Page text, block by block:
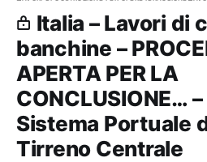
Italia – Lavori di
banchine –
APERTA PER LA
CONCLUSIONE…
Sistema Portuale
Tirreno Centrale